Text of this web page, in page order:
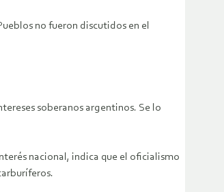
no fueron discutidos en el
soberanos argentinos. Se lo
nacional, indica que el oficialismo